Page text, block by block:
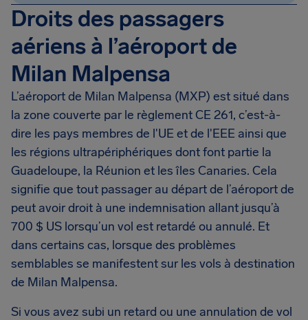
Droits des passagers
aériens à l’aéroport de
Milan Malpensa
L’aéroport de Milan Malpensa (MXP) est situé dans
la zone couverte par le règlement CE 261, c’est-à-
dire les pays membres de l'UE et de l'EEE ainsi que
les régions ultrapériphériques dont font partie la
Guadeloupe, la Réunion et les îles Canaries. Cela
signifie que tout passager au départ de l’aéroport de
peut avoir droit à une indemnisation allant jusqu’à
700 $ US lorsqu’un vol est retardé ou annulé. Et
dans certains cas, lorsque des problèmes
semblables se manifestent sur les vols à destination
de Milan Malpensa.
Si vous avez subi un retard ou une annulation de vol